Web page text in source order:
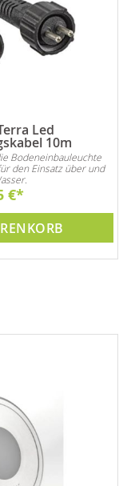
Led
10m
Bodeneinbauleuchte
den Einsatz über und
€